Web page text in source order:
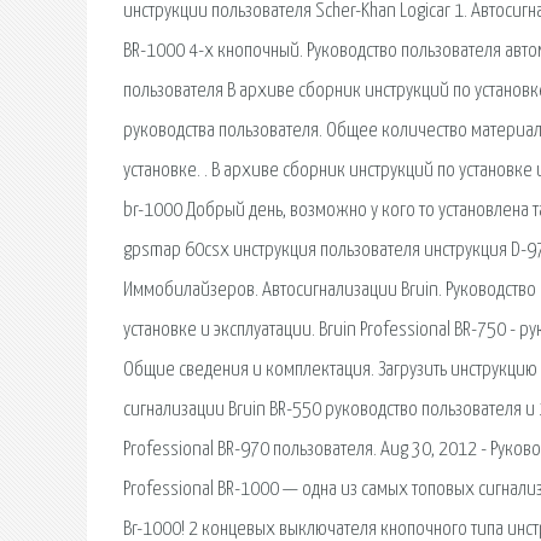
инструкции пользователя Scher-Khan Logicar 1.
BR-1000 4-х кнопочный. Руководство пользователя
пользователя В архиве сборник инструкций по
руководства пользователя. Общее количество
установке. . В архиве сборник инструкций по
br-1000 Добрый день, возможно у кого то установлена
gpsmap 60csx инструкция пользователя инструкция
Иммобилайзеров. Автосигнализации Bruin.
установке и эксплуатации. Bruin Professional BR-750 -
Общие сведения и комплектация. Загрузить
сигнализации Bruin BR-550 руководство
Professional BR-970 пользователя. Aug 30, 2012 -
Professional BR-1000 — одна из самых топовых
Br-1000! 2 концевых выключателя кнопочного типа